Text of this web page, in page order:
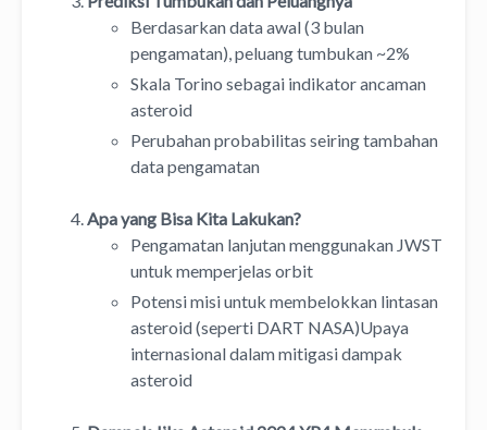
Berdasarkan data awal (3 bulan
pengamatan), peluang tumbukan ~2%
Skala Torino sebagai indikator ancaman
asteroid
Perubahan probabilitas seiring tambahan
data pengamatan
Apa yang Bisa Kita Lakukan?
Pengamatan lanjutan menggunakan JWST
untuk memperjelas orbit
Potensi misi untuk membelokkan lintasan
asteroid (seperti DART NASA)Upaya
internasional dalam mitigasi dampak
asteroid